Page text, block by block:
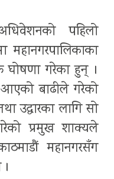
पहिलो
महानगरपालिकाका
घोषणा गरेका हुन् ।
बाढीले गरेको
उद्धारका लागि सो
प्रमुख शाक्यले
महानगरसँग